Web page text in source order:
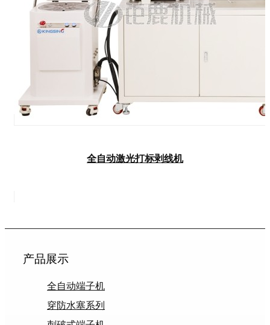
全自动激光打标剥线机
产品展示
全自动端子机
穿防水塞系列